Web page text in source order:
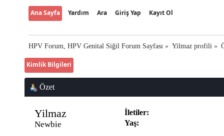
Ana Sayfa Yardım Ara Giriş Yap Kayıt Ol
HPV Forum, HPV Genital Siğil Forum Sayfası » Yilmaz profili »
Kimlik Bilgileri
Özet
Yilmaz
Newbie
İletiler:
Yaş: